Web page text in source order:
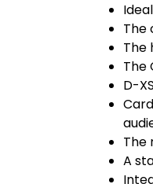
The
The
The
D-
The
A